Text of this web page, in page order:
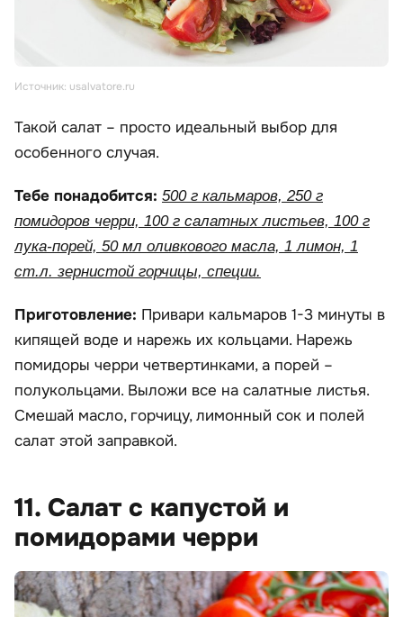
Источник: usalvatore.ru
Такой салат – просто идеальный выбор для
особенного случая.
Тебе понадобится: 500 г кальмаров, 250 г
помидоров черри, 100 г салатных листьев, 100 г
лука-порей, 50 мл оливкового масла, 1 лимон, 1
ст.л. зернистой горчицы, специи.
Приготовление: Привари кальмаров 1-3 минуты в
кипящей воде и нарежь их кольцами. Нарежь
помидоры черри четвертинками, а порей –
полукольцами. Выложи все на салатные листья.
Смешай масло, горчицу, лимонный сок и полей
салат этой заправкой.
11. Салат с капустой и
помидорами черри